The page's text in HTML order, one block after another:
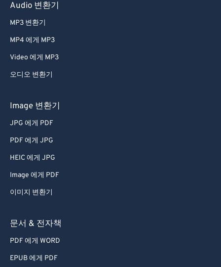
Audio 변환기
MP3 변환기
MP4 에게 MP3
Video 에게 MP3
오디오 변환기
Image 변환기
JPG 에게 PDF
PDF 에게 JPG
HEIC 에게 JPG
Image 에게 PDF
이미지 변환기
문서 & 전자책
PDF 에게 WORD
EPUB 에게 PDF